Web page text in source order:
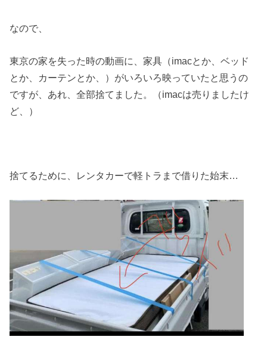
なので、
東京の家を失った時の動画に、家具（imacとか、ベッド
とか、カーテンとか、）がいろいろ映っていたと思うの
ですが、あれ、全部捨てました。（imacは売りましたけ
ど、）
捨てるために、レンタカーで軽トラまで借りた始末…